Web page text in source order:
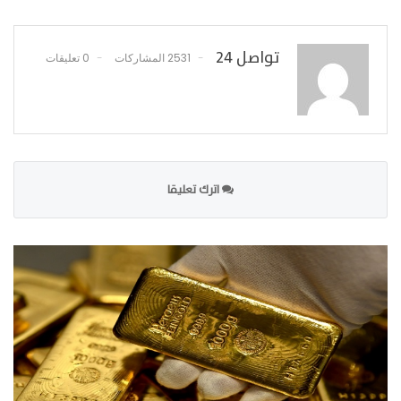
تواصل 24 2531 المشاركات 0 تعليقات
اترك تعليقا